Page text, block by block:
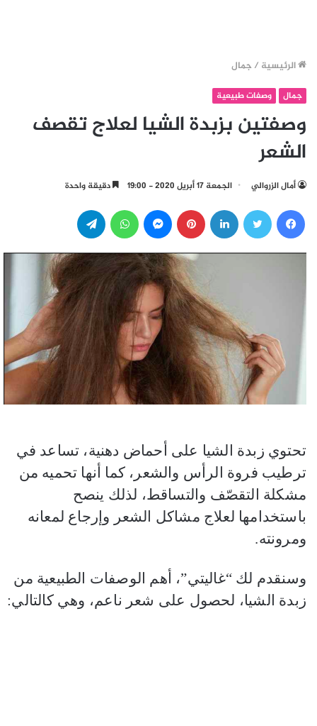
الرئيسية / جمال
جمال وصفات طبيعية
وصفتين بزبدة الشيا لعلاج تقصف
الشعر
أمال الزروالي الجمعة 17 أبريل 2020 - 19:00 دقيقة واحدة
تحتوي زبدة الشيا على أحماض دهنية، تساعد في
ترطيب فروة الرأس والشعر، كما أنها تحميه من
مشكلة التقصّف والتساقط، لذلك ينصح
باستخدامها لعلاج مشاكل الشعر وإرجاع لمعانه
ومرونته.
وسنقدم لك “غاليتي”، أهم الوصفات الطبيعية من
زبدة الشيا، لحصول على شعر ناعم، وهي كالتالي: